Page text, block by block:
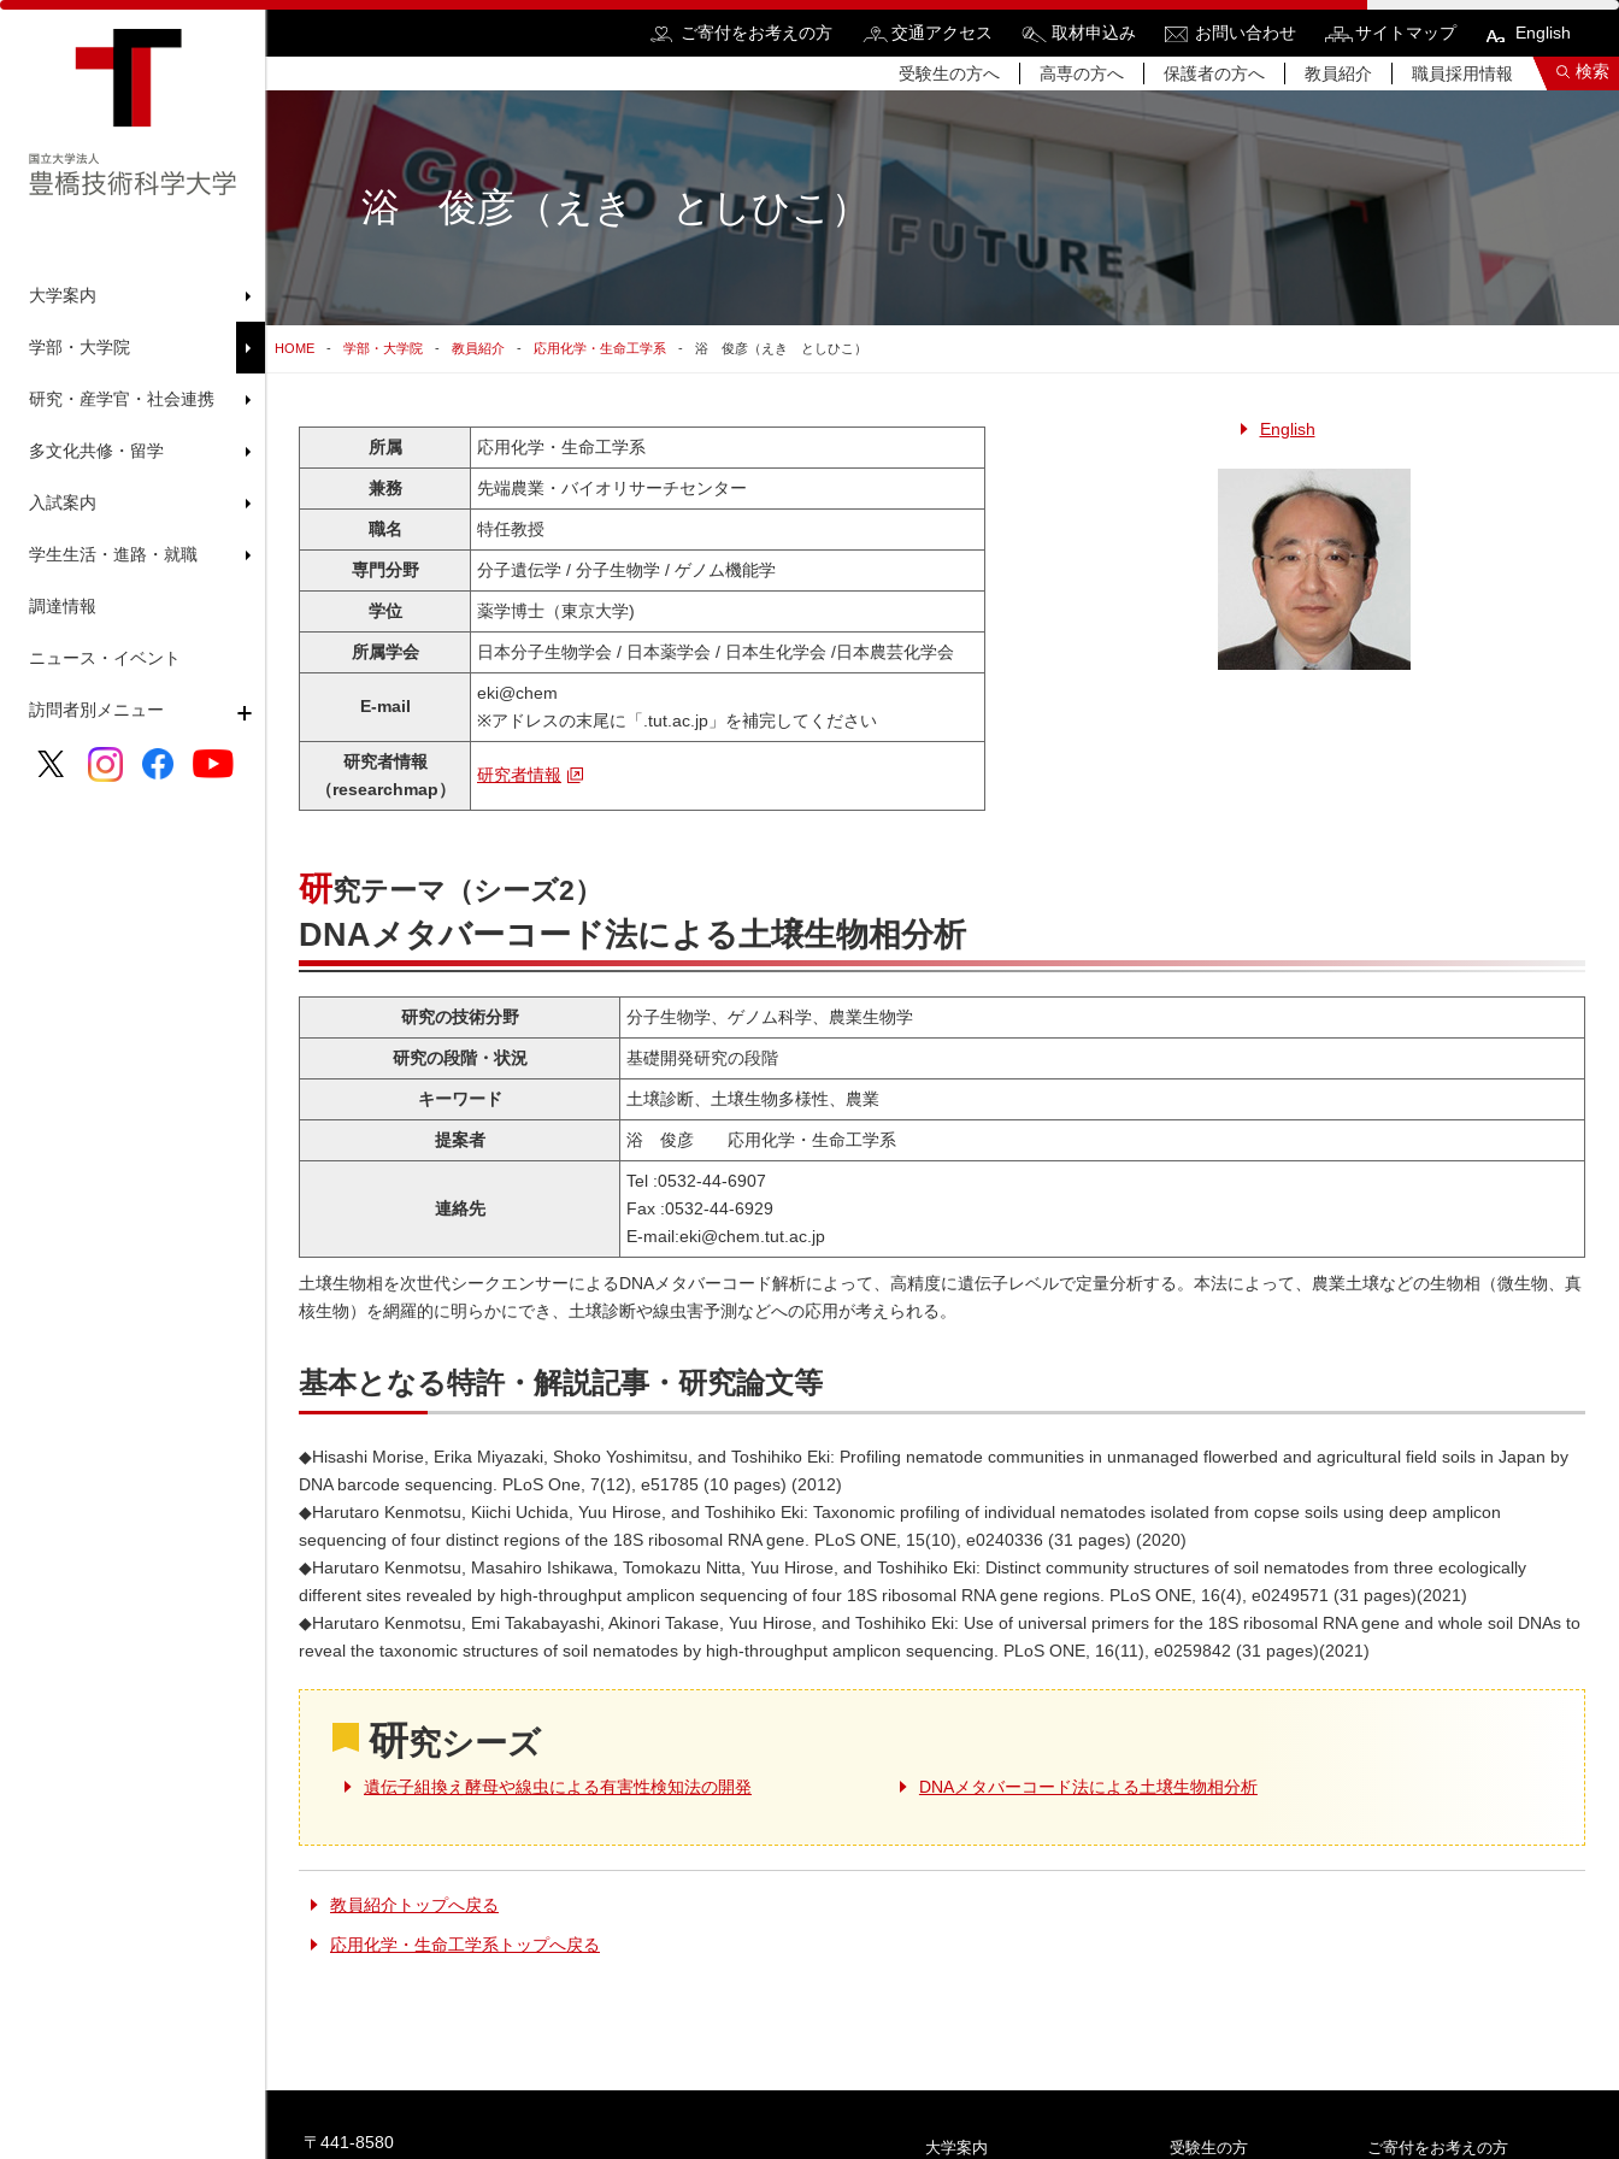
大学案内
学部・大学院
研究・産学官・社会連携
多文化共修・留学
入試案内
学生生活・進路・就職
調達情報
ニュース・イベント
訪問者別メニュー
ご寄付をお考えの方 交通アクセス 取材申込み お問い合わせ サイトマップ English
受験生の方へ 高専の方へ 保護者の方へ 教員紹介 職員採用情報 検索
検索結果をもっと見る
浴 俊彦（えき としひこ）
HOME 学部・大学院 教員紹介 応用化学・生命工学系 浴 俊彦（えき としひこ）
English
所属
応用化学・生命工学系
兼務 先端農業・バイオリサーチセンター
職名 特任教授
専門分野 分子遺伝学 / 分子生物学 / ゲノム機能学
学位 薬学博士（東京大学)
所属学会 日本分子生物学会 / 日本薬学会 / 日本生化学会 /日本農芸化学会
E-mail
eki@chem
※アドレスの末尾に「.tut.ac.jp」を補完してください
研究者情報
（researchmap）
研究者情報
研究テーマ（シーズ2）
DNAメタバーコード法による土壌生物相分析
研究の技術分野 分子生物学、ゲノム科学、農業生物学
研究の段階・状況 基礎開発研究の段階
キーワード 土壌診断、土壌生物多様性、農業
提案者 浴 俊彦 応用化学・生命工学系
連絡先
Tel :0532-44-6907
Fax :0532-44-6929
E-mail:eki@chem.tut.ac.jp
土壌生物相を次世代シークエンサーによるDNAメタバーコード解析によって、高精度に遺伝子レベルで定量分析する。本法によって、農業土壌などの生物相（微生物、真
核生物）を網羅的に明らかにでき、土壌診断や線虫害予測などへの応用が考えられる。
基本となる特許・解説記事・研究論文等
◆Hisashi Morise, Erika Miyazaki, Shoko Yoshimitsu, and Toshihiko Eki: Profiling nematode communities in unmanaged flowerbed and agricultural field soils in Japan by
DNA barcode sequencing. PLoS One, 7(12), e51785 (10 pages) (2012)
◆Harutaro Kenmotsu, Kiichi Uchida, Yuu Hirose, and Toshihiko Eki: Taxonomic profiling of individual nematodes isolated from copse soils using deep amplicon
sequencing of four distinct regions of the 18S ribosomal RNA gene. PLoS ONE, 15(10), e0240336 (31 pages) (2020)
◆Harutaro Kenmotsu, Masahiro Ishikawa, Tomokazu Nitta, Yuu Hirose, and Toshihiko Eki: Distinct community structures of soil nematodes from three ecologically
different sites revealed by high-throughput amplicon sequencing of four 18S ribosomal RNA gene regions. PLoS ONE, 16(4), e0249571 (31 pages)(2021)
◆Harutaro Kenmotsu, Emi Takabayashi, Akinori Takase, Yuu Hirose, and Toshihiko Eki: Use of universal primers for the 18S ribosomal RNA gene and whole soil DNAs to
reveal the taxonomic structures of soil nematodes by high-throughput amplicon sequencing. PLoS ONE, 16(11), e0259842 (31 pages)(2021)
研究シーズ
遺伝子組換え酵母や線虫による有害性検知法の開発 DNAメタバーコード法による土壌生物相分析
教員紹介トップへ戻る
応用化学・生命工学系トップへ戻る
〒441-8580 大学案内 受験生の方 ご寄付をお考えの方